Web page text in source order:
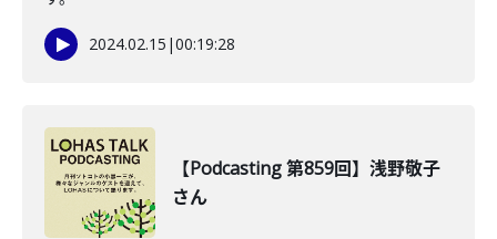
2024.02.15 |00:19:28
【Podcasting 第859回】浅野敬子
さん